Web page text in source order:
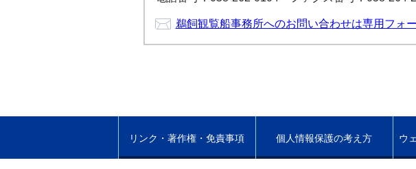
鵜飼観覧船事務所へのお問い合わせは専用フォ
リンク・著作権・免責事項 個人情報保護の考え方 ウ